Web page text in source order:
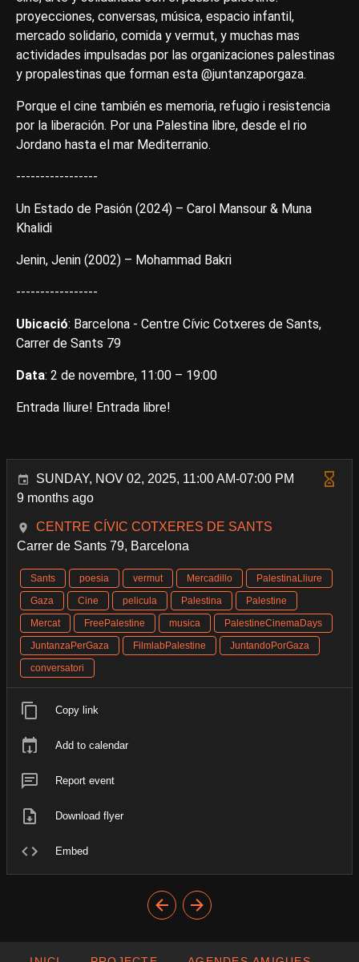
proyecciones, conversas, música, espacio infantil,
mercado solidario, comida y vermut, y muchas mas
actividades impulsadas por las organizaciones palestinas
y propalestinas que forman esta @juntanzaporgaza.
Porque el cine también es memoria, refugio i resistencia
por la liberación. Por una Palestina libre, desde el rio
Jordano hasta el mar Mediterranio.
-----------------
Un Estado de Pasión (2024) – Carol Mansour & Muna
Khalidi
Jenin, Jenin (2002) – Mohammad Bakri
-----------------
Ubicació: Barcelona - Centre Cívic Cotxeres de Sants,
Carrer de Sants 79
Data: 2 de novembre, 11:00 – 19:00
Entrada lliure! Entrada libre!
SUNDAY, NOV 02, 2025, 11:00 AM-07:00 PM
9 months ago
CENTRE CÍVIC COTXERES DE SANTS
Carrer de Sants 79, Barcelona
Sants poesia vermut Mercadillo
PalestinaLliure
Gaza
Cine pelicula Palestina
Palestine
Mercat
FreePalestine musica
PalestineCinemaDays
JuntanzaPerGaza
FilmlabPalestine
JuntandoPorGaza
conversatori
Copy link
Add to calendar
Report event
Download flyer
Embed